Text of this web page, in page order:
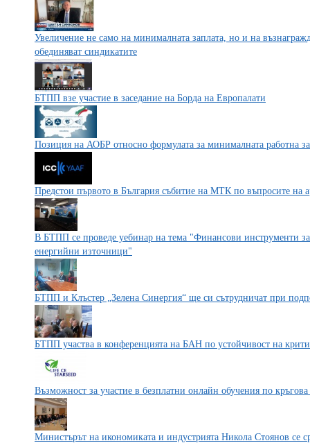
Увеличение не само на минималната заплата, но и на
обединяват синдикатите
БТПП взе участие в заседание на Борда на Европалати
Позиция на АОБР относно формулата за минималната работна
Предстои първото в България събитие на МТК по въпросите на
В БТПП се проведе уебинар на тема "Финансови инструменти
енергийни източници"
БТПП и Клъстер „Зелена Синергия“ ще си сътрудничат при
БТПП участва в конференцията на БАН по устойчивост на
Възможност за участие в безплатни онлайн обучения по
Министърът на икономиката и индустрията Никола Стоянов се